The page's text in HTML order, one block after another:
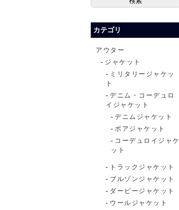
カテゴリ
アウター
ジャケット
ミリタリージャケッ
ト
デニム・コーデュロ
イジャケット
デニムジャケット
ボアジャケット
コーデュロイジャケ
ット
トラックジャケット
ブルゾンジャケット
ダービージャケット
ウールジャケット